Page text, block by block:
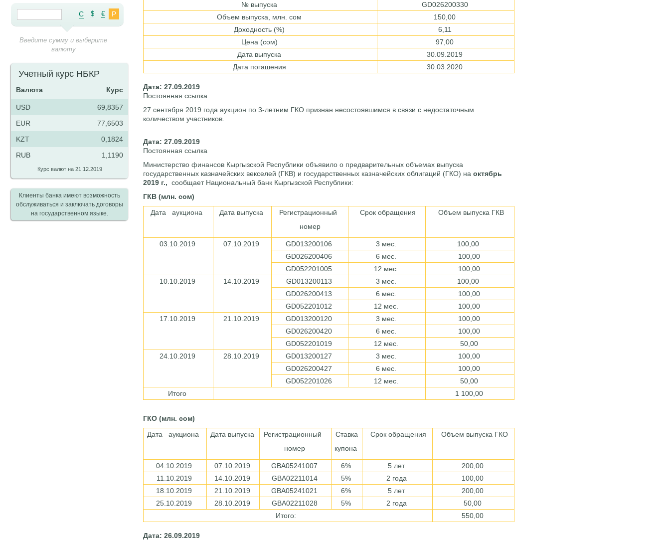
№ выпуска
GD026200330
Объем выпуска, млн. сом
150,00
Доходность (%)
6,11
Цена (сом)
97,00
Дата выпуска
30.09.2019
Дата погашения
30.03.2020
Дата: 27.09.2019
Постоянная ссылка
27 сентября 2019 года аукцион по 3-летним ГКО признан несостоявшимся в связи c недостаточным
количеством участников.
Дата: 27.09.2019
Постоянная ссылка
Министерство финансов Кыргызской Республики объявило о предварительных объемах выпуска
государственных казначейских векселей (ГКВ) и государственных казначейских облигаций (ГКО) на октябрь
2019 г., сообщает Национальный банк Кыргызской Республики:
ГКВ (млн. сом)
Дата аукциона
Дата выпуска
Регистрационный
номер
Срок обращения Объем выпуска ГКВ
03.10.2019 07.10.2019 GD013200106 3 мес.
100,00
GD026200406
6 мес.
100,00
GD052201005
12 мес.
100,00
10.10.2019
14.10.2019 GD013200113 3 мес.
100,00
GD026200413
6 мес.
100,00
GD052201012
12 мес.
100,00
17.10.2019
21.10.2019 GD013200120 3 мес.
100,00
GD026200420
6 мес.
100,00
GD052201019
12 мес.
50,00
24.10.2019
28.10.2019 GD013200127 3 мес.
100,00
GD026200427
6 мес.
100,00
GD052201026
12 мес.
50,00
Итого
1 100,00
ГКО (млн. сом)
Дата аукциона
Дата выпуска
Регистрационный
номер
Ставка
купона
Срок обращения Объем выпуска ГКО
04.10.2019 07.10.2019 GBA05241007 6% 5 лет
200,00
11.10.2019
14.10.2019 GBA02211014 5% 2 года
100,00
18.10.2019
21.10.2019 GBA05241021 6% 5 лет
200,00
25.10.2019
28.10.2019 GBA02211028 5% 2 года
50,00
Итого:
550,00
Дата: 26.09.2019
C $ € Р
Введите сумму и выберите
валюту
Учетный курс НБКР
Валюта Курс
USD
69,8357
EUR
77,6503
KZT
0,1824
RUB
1,1190
Курс валют на 21.12.2019
Клиенты банка имеют возможность
обслуживаться и заключать договоры
на государственном языке.